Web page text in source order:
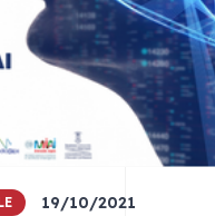
19/10/2021